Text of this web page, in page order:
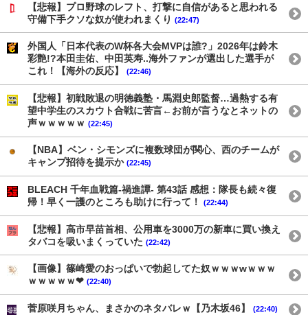
【悲報】プロ野球のレフト、打撃に自信があると思われる
守備下手クソな奴が使われまくり (22:47)
外国人「日本代表のW杯各大会MVPは誰?」2026年は鈴木
彩艶!?本田圭佑、中田英寿..海外ファンが選出した選手が
これ！【海外の反応】
(22:46)
【悲報】初戦敗退の明徳義塾・馬淵史郎監督…過熱する有
望中学生のスカウト合戦に苦言←お前が言うなとネットの
声ｗｗｗｗｗ (22:45)
【NBA】ベン・シモンズに複数球団が関心、西のチームが
キャンプ招待を提示か (22:45)
BLEACH 千年血戦篇-禍進譚- 第43話 感想：隊長も続々復
帰！早く一護のところも助けに行って！
(22:44)
【悲報】高市早苗首相、公用車を3000万の新車に買い換え
タバコを吸いまくっていた (22:42)
【画像】篠崎愛のおっぱいで勃起してた奴ｗｗｗwｗｗｗ
ｗｗｗｗｗ❤ (22:40)
菅原咲月ちゃん、まさかのネタバレｗ【乃木坂46】 (22:40)